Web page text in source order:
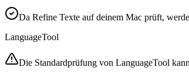
Da Refine Texte auf deinem Mac prüft,
LanguageTool
Die Standardprüfung von LanguageTool